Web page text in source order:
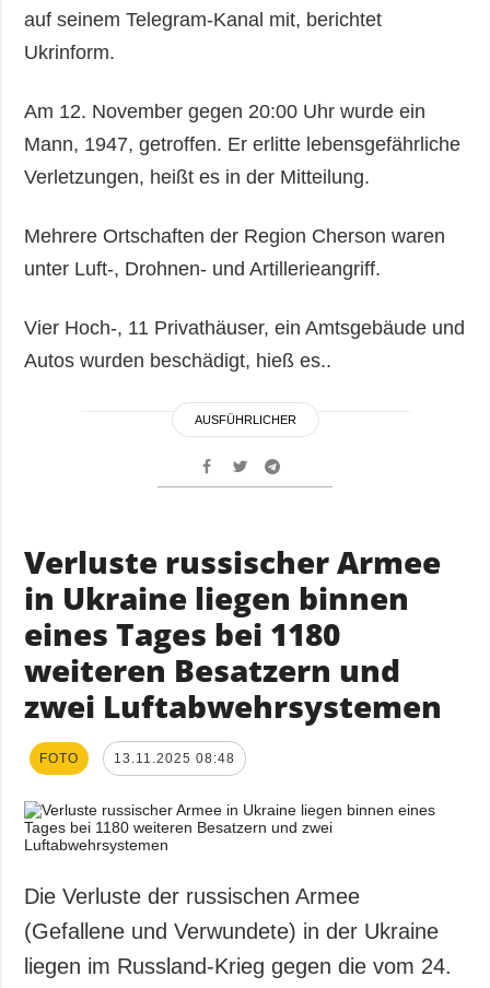
auf seinem Telegram-Kanal mit, berichtet
Ukrinform.
Am 12. November gegen 20:00 Uhr wurde ein
Mann, 1947, getroffen. Er erlitte lebensgefährliche
Verletzungen, heißt es in der Mitteilung.
Mehrere Ortschaften der Region Cherson waren
unter Luft-, Drohnen- und Artillerieangriff.
Vier Hoch-, 11 Privathäuser, ein Amtsgebäude und
Autos wurden beschädigt, hieß es..
AUSFÜHRLICHER
Verluste russischer Armee
in Ukraine liegen binnen
eines Tages bei 1180
weiteren Besatzern und
zwei Luftabwehrsystemen
FOTO 13.11.2025 08:48
Die Verluste der russischen Armee
(Gefallene und Verwundete) in der Ukraine
liegen im Russland-Krieg gegen die vom 24.